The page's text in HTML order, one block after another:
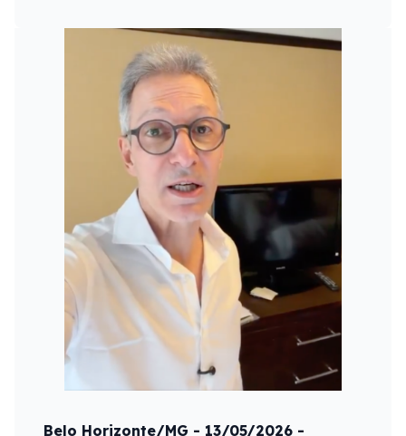
Belo Horizonte/MG - 13/05/2026 -